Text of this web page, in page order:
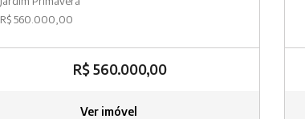
R$ 560.000,00
R$ 560.000,00
Ver imóvel